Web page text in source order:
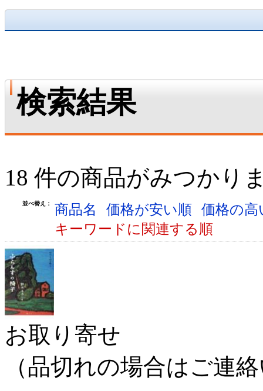
検索結果
18 件の商品がみつかり
並べ替え： 商品名 価格が安い順 価格の
キーワードに関連する順
お取り寄せ
（品切れの場合はご連